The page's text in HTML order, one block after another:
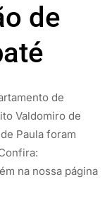
de
de
Valdomiro de
Paula foram
na nossa página